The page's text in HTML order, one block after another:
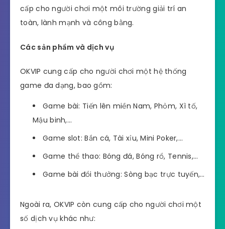
cấp cho người chơi một môi trường giải trí an
toàn, lành mạnh và công bằng.
Các sản phẩm và dịch vụ
OKVIP cung cấp cho người chơi một hệ thống
game đa dạng, bao gồm:
Game bài: Tiến lên miền Nam, Phỏm, Xì tố,
Mậu binh,…
Game slot: Bắn cá, Tài xỉu, Mini Poker,…
Game thể thao: Bóng đá, Bóng rổ, Tennis,…
Game bài đổi thưởng: Sòng bạc trực tuyến,…
Ngoài ra, OKVIP còn cung cấp cho người chơi một
số dịch vụ khác như: